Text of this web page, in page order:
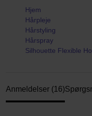
Hjem
Hårpleje
Hårstyling
Hårspray
Silhouette Flexible
Anmeldelser (16)